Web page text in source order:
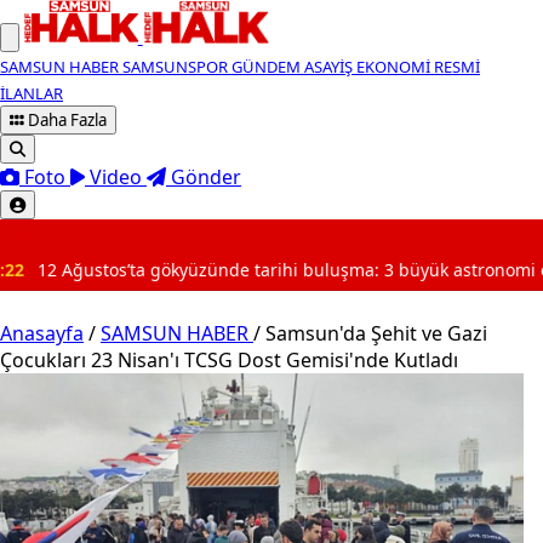
SAMSUN HABERSAMSUNSPORGÜNDEM ASAYİŞ EKONOMİ RESMİ
İLANLAR
Daha Fazla
Foto Video Gönder
tarihi buluşma: 3 büyük astronomi olayı yaşanacak
Anasayfa /SAMSUN HABER/Samsun'da Şehit ve Gazi
Çocukları 23 Nisan'ı TCSG Dost Gemisi'nde Kutladı